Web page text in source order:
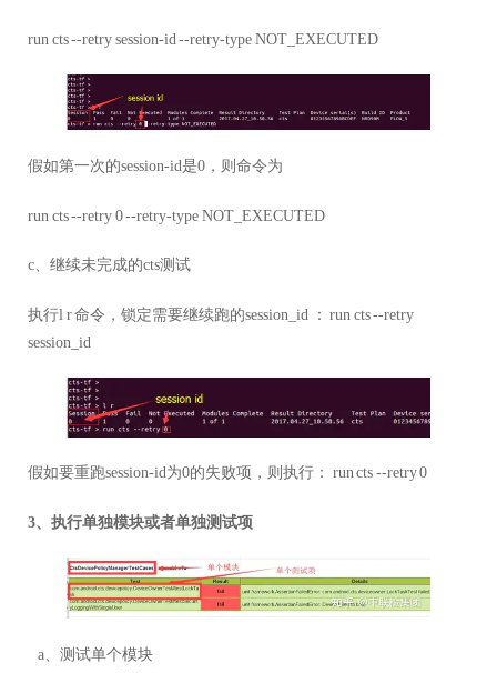
run cts --retry session-id --retry-type NOT_EXECUTED
假如第一次的session-id是0，则命令为
run cts --retry 0 --retry-type NOT_EXECUTED
c、继续未完成的cts测试
执行l r 命令，锁定需要继续跑的session_id ： run cts --retry
session_id
假如要重跑session-id为0的失败项，则执行： run cts --retry 0
3、执行单独模块或者单独测试项
a、测试单个模块